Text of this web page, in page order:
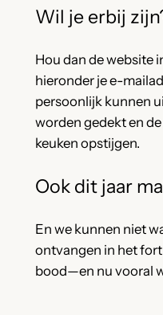
Wil je erbij
Hou dan de website
hieronder je e-
persoonlijk kunnen
worden gedekt en
keuken opstijgen.
Ook dit jaar
En we kunnen niet
ontvangen in het
bood—en nu vooral